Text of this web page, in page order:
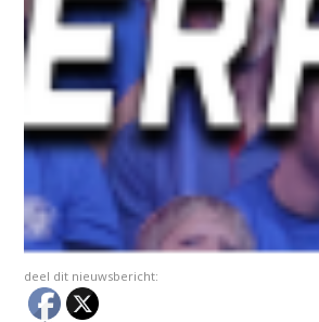
deel dit nieuwsbericht: